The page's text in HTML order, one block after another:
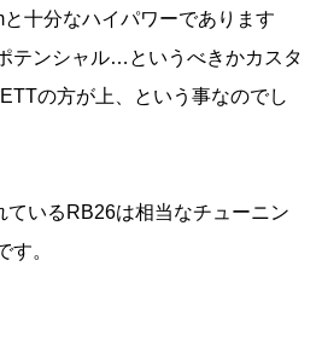
と十分なハイパワーであります
テンシャル…というべきかカスタ
の方が上、という事なのでし
ているRB26は相当なチューニン
す。